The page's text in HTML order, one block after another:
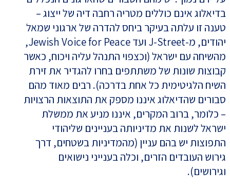
בדיאלוג אינם כוללים מטריה רחבה דיה של ייצוג –
טענה זו עלתה בעיקר ביחס להדרה של ארגוני שמאל
יהודים, מ-J-Street ועד Jewish Voice for Peace,
מהשיחה עם ישראל (וכצפוי התנהל עליה ויכוח, כאשר
קבוצות שונות של משתתפים בחרו להגדיר את זירת
השיח הלגיטימית כל אחת בדרכה). רבים מאוד מהם
סבורים שהדיאלוג איננו מספק את התוצאות הרצויות
– כלומר, ברוב המקרים, איננו מניע את ממשלת
ישראל לשנות את מדיניותה בעניינים שליהודי
התפוצות יש בהם עניין (מהמדיניות בשטחים, דרך
גירוש העובדים הזרים, וכלה בענייני נישואים
וגירושים).